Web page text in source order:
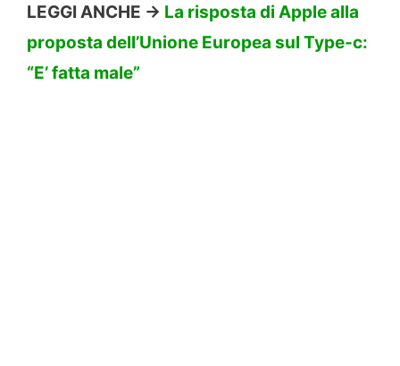
LEGGI ANCHE -> La risposta di Apple alla
proposta dell’Unione Europea sul Type-c:
“E’ fatta male”